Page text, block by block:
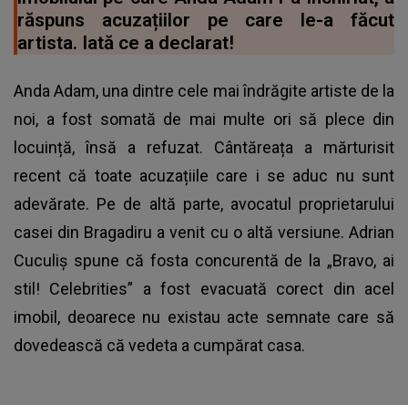
răspuns acuzațiilor pe care le-a făcut
artista. Iată ce a declarat!
Anda Adam, una dintre cele mai îndrăgite artiste de la
noi, a fost somată de mai multe ori să plece din
locuință, însă a refuzat. Cântăreața a mărturisit
recent că toate acuzațiile care i se aduc nu sunt
adevărate. Pe de altă parte, avocatul proprietarului
casei din Bragadiru a venit cu o altă versiune. Adrian
Cuculiș spune că fosta concurentă de la „Bravo, ai
stil! Celebrities” a fost evacuată corect din acel
imobil, deoarece nu existau acte semnate care să
dovedească că vedeta a cumpărat casa.